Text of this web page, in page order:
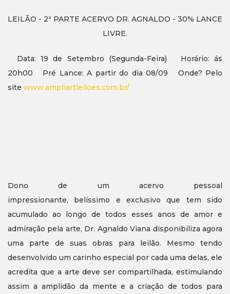
LEILÃO - 2ª PARTE ACERVO DR. AGNALDO - 30% LANCE
LIVRE.
Data: 19 de Setembro (Segunda-Feira) Horário: ás
20h00 Pré Lance: A partir do dia 08/09 Onde? Pelo
site www.ampliartleiloes.com.br/
Dono de um acervo pessoal
impressionante, belíssimo e exclusivo que tem sido
acumulado ao longo de todos esses anos de amor e
admiração pela arte, Dr. Agnaldo Viana disponibiliza agora
uma parte de suas obras para leilão. Mesmo tendo
desenvolvido um carinho especial por cada uma delas, ele
acredita que a arte deve ser compartilhada, estimulando
assim a amplidão da mente e a criação de todos para